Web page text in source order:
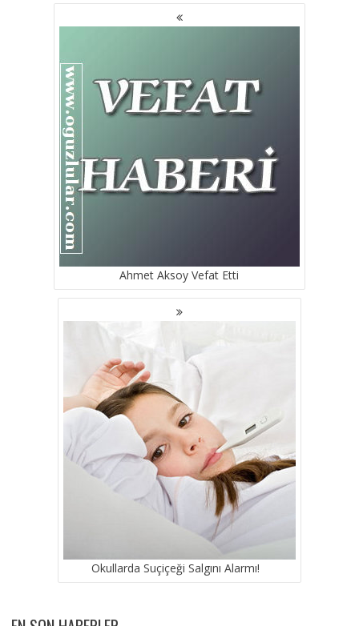
GEZINMESI
Ahmet Aksoy Vefat Etti
Okullarda Suçiçeği Salgını Alarmı!